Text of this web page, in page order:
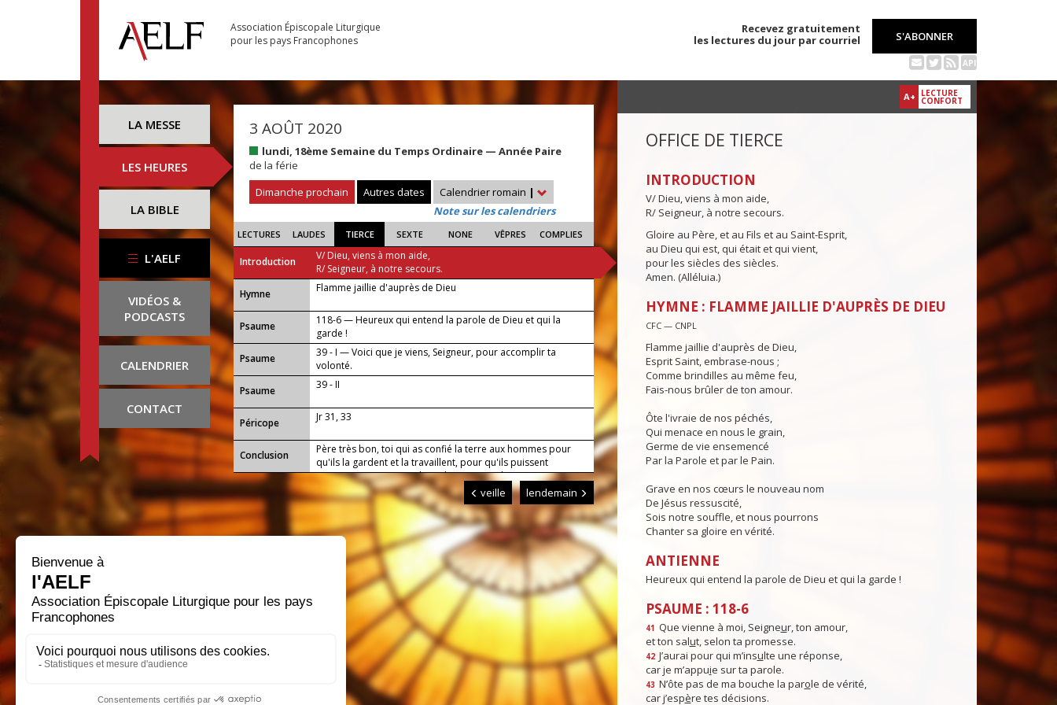
Association Épiscopale Liturgique
pour les pays Francophones
Recevez gratuitement
les lectures du jour par courriel
S'ABONNER
API
LA MESSE
LES HEURES
LA BIBLE
L'AELF
VIDÉOS &
PODCASTS
CALENDRIER
CONTACT
3 AOÛT 2020
lundi, 18ème Semaine du Temps Ordinaire — Année Paire
de la férie
Dimanche prochain
Autres dates Calendrier romain |
Note sur les calendriers
LECTURES LAUDES TIERCE SEXTE NONE VÊPRES COMPLIES
Introduction
V/ Dieu, viens à mon aide,
R/ Seigneur, à notre secours.
...
Hymne Flamme jaillie d'auprès de Dieu
Psaume
118-6 — Heureux qui entend la parole de Dieu et qui la
garde !
Psaume
39 - I — Voici que je viens, Seigneur, pour accomplir ta
volonté.
Psaume
39 - II
Péricope Jr 31, 33
Conclusion
Père très bon, toi qui as confié la terre aux hommes pour
qu'ils la gardent et la travaillent, pour qu'ils puissent
progresser en s'entraidant, donne-nous de mener nos
travaux avec un esprit filial envers toi et un esprit fraternel
envers tous. Par Jésus, le Christ, notre Seigneur. Amen.
veille lendemain
A+ LECTURE
CONFORT
OFFICE DE TIERCE
INTRODUCTION
V/ Dieu, viens à mon aide,
R/ Seigneur, à notre secours.
Gloire au Père, et au Fils et au Saint-Esprit,
au Dieu qui est, qui était et qui vient,
pour les siècles des siècles.
Amen. (Alléluia.)
HYMNE : FLAMME JAILLIE D'AUPRÈS DE DIEU
CFC — CNPL
Flamme jaillie d'auprès de Dieu,
Esprit Saint, embrase-nous ;
Comme brindilles au même feu,
Fais-nous brûler de ton amour.
Ôte l'ivraie de nos péchés,
Qui menace en nous le grain,
Germe de vie ensemencé
Par la Parole et par le Pain.
Grave en nos cœurs le nouveau nom
De Jésus ressuscité,
Sois notre souffle, et nous pourrons
Chanter sa gloire en vérité.
ANTIENNE
Heureux qui entend la parole de Dieu et qui la garde !
PSAUME : 118-6
41 Que vienne à moi, Seigneur, ton amour,
et ton salut, selon ta promesse.
42 J’aurai pour qui m’insulte une réponse,
car je m’appuie sur ta parole.
43 N’ôte pas de ma bouche la parole de vérité,
car j’espère tes décisions.